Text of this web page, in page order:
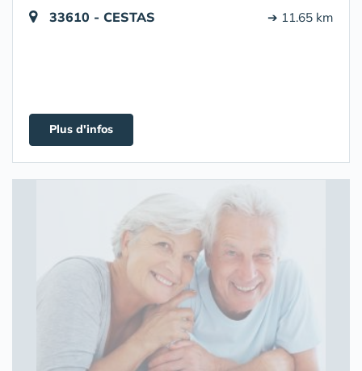
33610 - CESTAS ➔ 11.65 km
Plus d'infos